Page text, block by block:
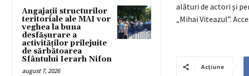
Angajații structurilor
teritoriale ale MAI vor
veghea la buna
desfășurare a
activităților prilejuite
de sărbătoarea
Sfântului Ierarh Nifon
august 7, 2026
alături de actori şi
„Mihai Viteazul”.
Acțiune